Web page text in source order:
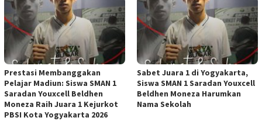
Prestasi Membanggakan
Pelajar Madiun: Siswa SMAN 1
Saradan Youxcell Beldhen
Moneza Raih Juara 1 Kejurkot
PBSI Kota Yogyakarta 2026
Sabet Juara 1 di Yogyakarta,
Siswa SMAN 1 Saradan Youxcell
Beldhen Moneza Harumkan
Nama Sekolah